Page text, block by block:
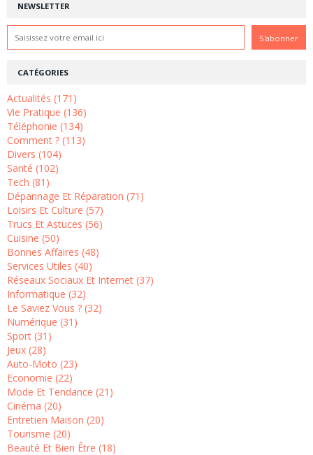
NEWSLETTER
CATÉGORIES
Actualités (171)
Vie Pratique (136)
Téléphonie (134)
Comment ? (113)
Divers (104)
Santé (102)
Tech (81)
Dépannage Et Réparation (71)
Loisirs Et Culture (57)
Trucs Et Astuces (56)
Cuisine (50)
Bonnes Affaires (48)
Services Utiles (40)
Réseaux Sociaux Et Internet (37)
Informatique (32)
Le Saviez Vous ? (32)
Numérique (31)
Sport (31)
Jeux (28)
Auto-Moto (23)
Economie (22)
Mode Et Tendance (21)
Cinéma (20)
Entretien Maison (20)
Tourisme (20)
Beauté Et Bien Être (18)